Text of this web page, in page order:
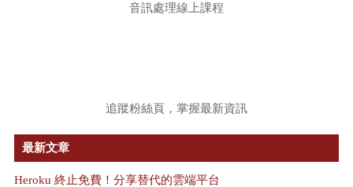
音訊處理線上課程
追蹤粉絲頁，掌握最新資訊
最新文章
Heroku 終止免費！分享替代的雲端平台